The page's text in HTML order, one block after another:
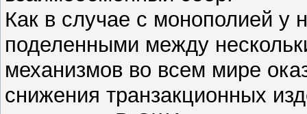
Как в случае с монополией у
поделенными между
механизмов во всем мире
снижения транзакционных